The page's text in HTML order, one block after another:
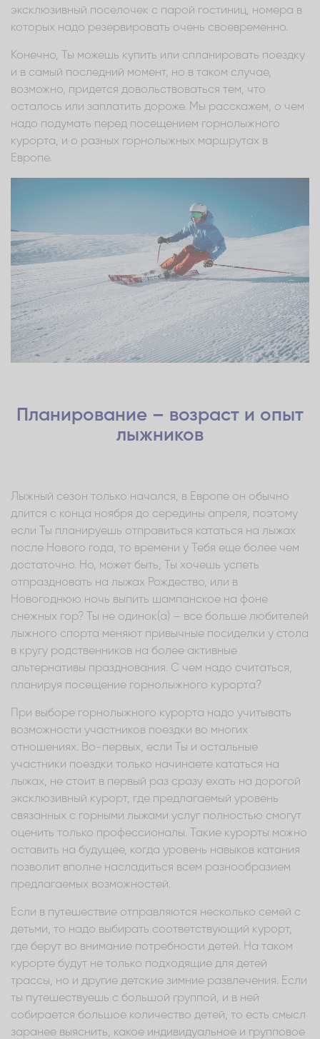
эксклюзивный поселочек с парой гостиниц, номера в
которых надо резервировать очень своевременно.
Конечно, Ты можешь купить или спланировать поездку
и в самый последний момент, но в таком случае,
возможно, придется довольствоваться тем, что
осталось или заплатить дороже. Мы расскажем, о чем
надо подумать перед посещением горнолыжного
курорта, и о разных горнолыжных маршрутах в
Европе.
Планирование – возраст и опыт
лыжников
Лыжный сезон только начался, в Европе он обычно
длится с конца ноября до середины апреля, поэтому
если Ты планируешь отправиться кататься на лыжах
после Нового года, то времени у Тебя еще более чем
достаточно. Но, может быть, Ты хочешь успеть
отпраздновать на лыжах Рождество, или в
Новогоднюю ночь выпить шампанское на фоне
снежных гор? Ты не одинок(а) – все больше любителей
лыжного спорта меняют привычные посиделки у стола
в кругу родственников на более активные
альтернативы празднования. С чем надо считаться,
планируя посещение горнолыжного курорта?
При выборе горнолыжного курорта надо учитывать
возможности участников поездки во многих
отношениях. Во-первых, если Ты и остальные
участники поездки только начинаете кататься на
лыжах, не стоит в первый раз сразу ехать на дорогой
эксклюзивный курорт, где предлагаемый уровень
связанных с горными лыжами услуг полностью смогут
оценить только профессионалы. Такие курорты можно
оставить на будущее, когда уровень навыков катания
позволит вполне насладиться всем разнообразием
предлагаемых возможностей.
Если в путешествие отправляются несколько семей с
детьми, то надо выбирать соответствующий курорт,
где берут во внимание потребности детей. На таком
курорте будут не только подходящие для детей
трассы, но и другие детские зимние развлечения. Если
ты путешествуешь с большой группой, и в ней
собирается большое количество детей, то есть смысл
заранее выяснить, какое индивидуальное и групповое